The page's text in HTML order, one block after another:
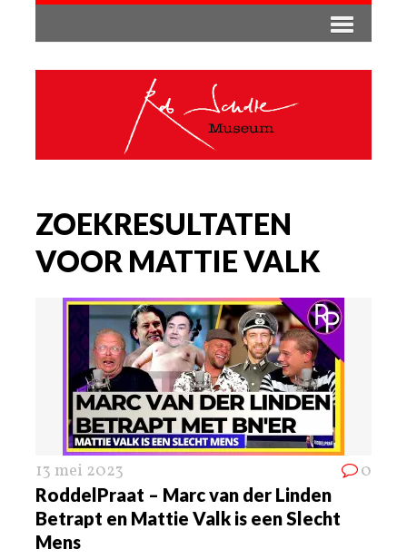
ZOEKRESULTATEN
VOOR MATTIE VALK
13 mei 2023 0
RoddelPraat – Marc van der Linden
Betrapt en Mattie Valk is een Slecht
Mens